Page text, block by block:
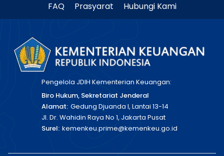
FAQ Prasyarat Hubungi Kami
Pengelola JDIH Kementerian Keuangan:
Biro Hukum, Sekretariat Jenderal
Alamat: Gedung Djuanda I, Lantai 13-14
Jl. Dr. Wahidin Raya No 1, Jakarta Pusat
Surel: kemenkeu.prime@kemenkeu.go.id